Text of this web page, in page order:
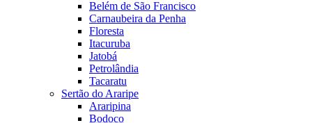
Belém de São Francisco
Carnaubeira da Penha
Floresta
Itacuruba
Jatobá
Petrolândia
Tacaratu
Sertão do Araripe
Araripina
Bodoco